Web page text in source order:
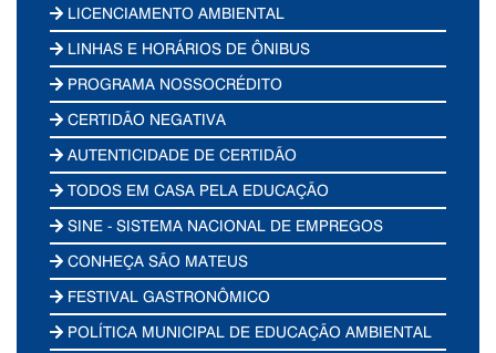
LICENCIAMENTO AMBIENTAL
LINHAS E HORÁRIOS DE ÔNIBUS
PROGRAMA NOSSOCRÉDITO
CERTIDÃO NEGATIVA
AUTENTICIDADE DE CERTIDÃO
TODOS EM CASA PELA EDUCAÇÃO
SINE - SISTEMA NACIONAL DE EMPREGOS
CONHEÇA SÃO MATEUS
FESTIVAL GASTRONÔMICO
POLÍTICA MUNICIPAL DE EDUCAÇÃO AMBIENTAL